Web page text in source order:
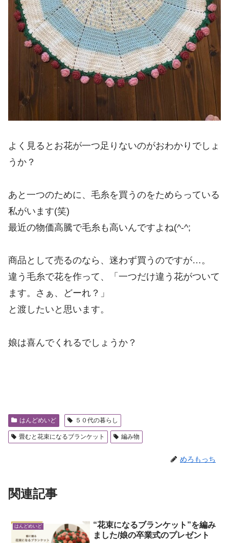
よく見るとお花が一つ足りないのがおわかりでしょ
うか？
あと一つのために、毛糸を買うのをためらっている
私がいます(笑)
最近の物価高騰で毛糸も高いんですよね(^-^;
商品として売るのなら、迷わず買うのですが…。
違う毛糸で花を作って、「一つだけ違う花がついて
ます。さぁ、どーれ？」
と渡したいと思います。
娘は喜んでくれるでしょうか？
はんどめいど ５０代の暮らし
畳むと花束になるブランケット 編み物
めろもっち
関連記事
はんどめいど
“花束になるブランケット”を編み
ました/娘の卒業式のプレゼント